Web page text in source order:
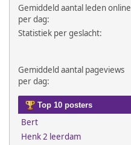
Gemiddeld aantal leden online
per dag:
Statistiek per geslacht:
Gemiddeld aantal pageviews
per dag:
Top 10 posters
Bert
Henk 2 leerdam